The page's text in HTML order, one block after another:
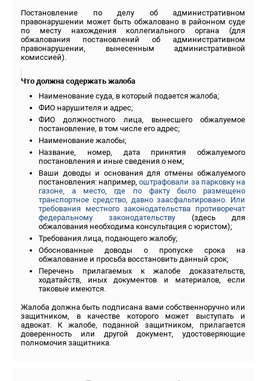
Постановление по делу об административном
правонарушении может быть обжаловано в районном суде
по месту нахождения коллегиального органа (для
обжалования постановлений об административном
правонарушении, вынесенным административной
комиссией).
Что должна содержать жалоба
Наименование суда, в который подается жалоба;
ФИО нарушителя и адрес;
ФИО должностного лица, вынесшего обжалуемое
постановление, в том числе его адрес;
Наименование жалобы;
Название, номер, дата принятия обжалуемого
постановления и иные сведения о нем;
Ваши доводы и основания для отмены обжалуемого
постановления: например, оштрафовали за парковку на
газоне, а место, где по факту было размещено
транспортное средство, давно заасфальтировано. Или
требования местного законодательства противоречат
федеральному законодательству (здесь для
обжалования необходима консультация с юристом);
Требования лица, подающего жалобу;
Обоснованные доводы о пропуске срока на
обжалование и просьба восстановить данный срок;
Перечень прилагаемых к жалобе доказательств,
ходатайств, иных документов и материалов, если
таковые имеются.
Жалоба должна быть подписана вами собственноручно или
защитником, в качестве которого может выступать и
адвокат. К жалобе, поданной защитником, прилагается
доверенность или другой документ, удостоверяющие
полномочия защитника.